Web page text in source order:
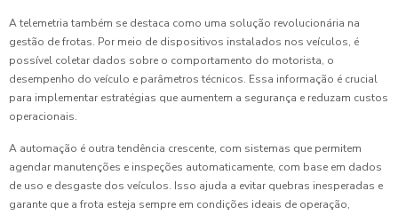
A telemetria também se destaca como uma solução revolucionária na
gestão de frotas. Por meio de dispositivos instalados nos veículos, é
possível coletar dados sobre o comportamento do motorista, o
desempenho do veículo e parâmetros técnicos. Essa informação é crucial
para implementar estratégias que aumentem a segurança e reduzam custos
operacionais.
A automação é outra tendência crescente, com sistemas que permitem
agendar manutenções e inspeções automaticamente, com base em dados
de uso e desgaste dos veículos. Isso ajuda a evitar quebras inesperadas e
garante que a frota esteja sempre em condições ideais de operação,